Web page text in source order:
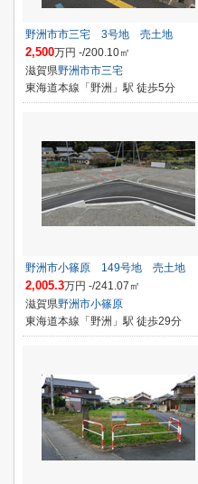
野洲市市三宅 3号地 売土地
2,500万円 -/200.10㎡
滋賀県野洲市市三宅
東海道本線「野洲」駅 徒歩5分
野洲市小篠原 149号地 売土地
2,005.3万円 -/241.07㎡
滋賀県野洲市小篠原
東海道本線「野洲」駅 徒歩29分